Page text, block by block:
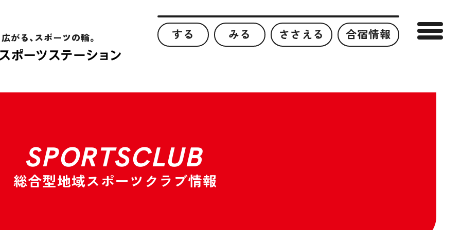
がる、スポーツの輪。 する みる ささえる 合宿情報
SPORTSCLUB
総合型地域スポーツクラブ情報